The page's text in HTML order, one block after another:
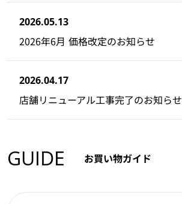
2026.05.13
2026年6月 価格改定のお知らせ
2026.04.17
店舗リニューアル工事完了のお知らせ
GUIDE お買い物ガイド